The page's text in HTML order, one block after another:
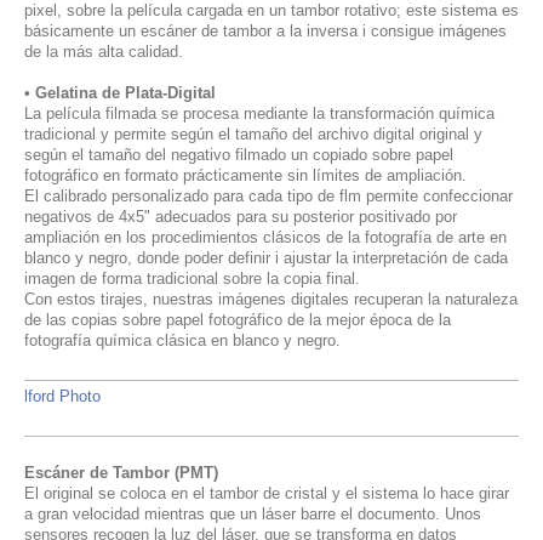
pixel, sobre la película cargada en un tambor rotativo; este sistema es
básicamente un escáner de tambor a la inversa i consigue imágenes
de la más alta calidad.
• Gelatina de Plata-Digital
La película filmada se procesa mediante la transformación química
tradicional y permite según el tamaño del archivo digital original y
según el tamaño del negativo filmado un copiado sobre papel
fotográfico en formato prácticamente sin límites de ampliación.
El calibrado personalizado para cada tipo de flm permite confeccionar
negativos de 4x5" adecuados para su posterior positivado por
ampliación en los procedimientos clásicos de la fotografía de arte en
blanco y negro, donde poder definir i ajustar la interpretación de cada
imagen de forma tradicional sobre la copia final.
Con estos tirajes, nuestras imágenes digitales recuperan la naturaleza
de las copias sobre papel fotográfico de la mejor época de la
fotografía química clásica en blanco y negro.
lford Photo
Escáner de Tambor (PMT)
El original se coloca en el tambor de cristal y el sistema lo hace girar
a gran velocidad mientras que un láser barre el documento. Unos
sensores recogen la luz del láser, que se transforma en datos